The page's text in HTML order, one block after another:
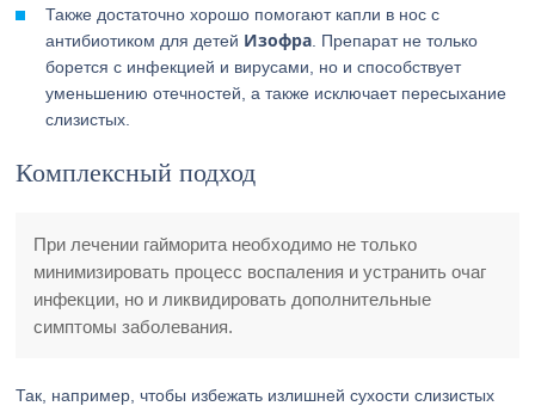
Также достаточно хорошо помогают капли в нос с
антибиотиком для детей Изофра . Препарат не только
борется с инфекцией и вирусами, но и способствует
уменьшению отечностей, а также исключает пересыхание
слизистых.
Комплексный подход
При лечении гайморита необходимо не только
минимизировать процесс воспаления и устранить очаг
инфекции, но и ликвидировать дополнительные
симптомы заболевания.
Так, например, чтобы избежать излишней сухости слизистых